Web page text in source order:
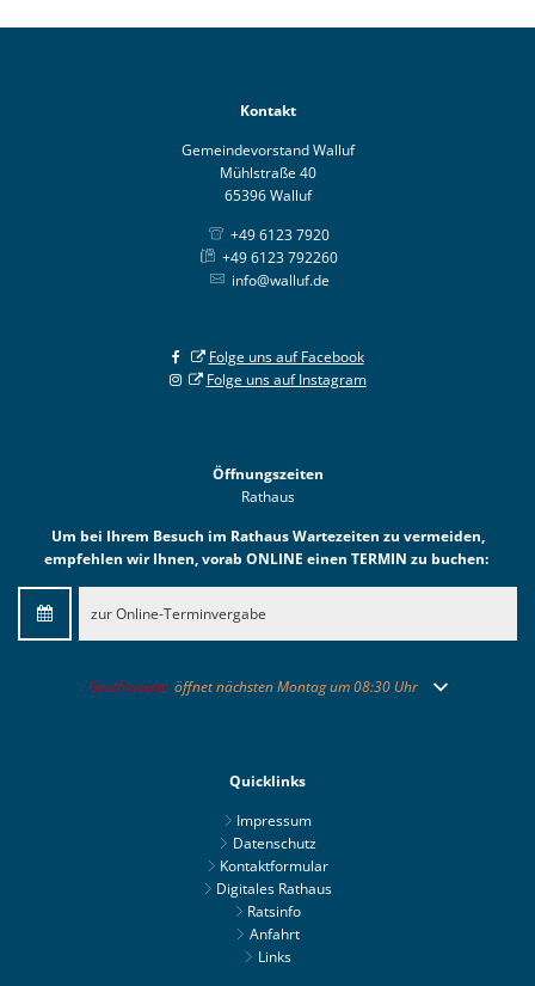
Kontakt
Gemeindevorstand Walluf
Mühlstraße 40
65396 Walluf
+49 6123 7920
+49 6123 792260
info@walluf.de
Folge uns auf Facebook
Folge uns auf Instagram
Öffnungszeiten
Rathaus
Um bei Ihrem Besuch im Rathaus Wartezeiten zu vermeiden,
empfehlen wir Ihnen, vorab ONLINE einen TERMIN zu buchen:
zur Online-Terminvergabe
Klicken, um weitere Öffnungs- oder Schließzeiten auszublenden
Geschlossen: öffnet nächsten Montag um 08:30 Uhr
Quicklinks
Impressum
Datenschutz
Kontaktformular
Digitales Rathaus
Ratsinfo
Anfahrt
Links